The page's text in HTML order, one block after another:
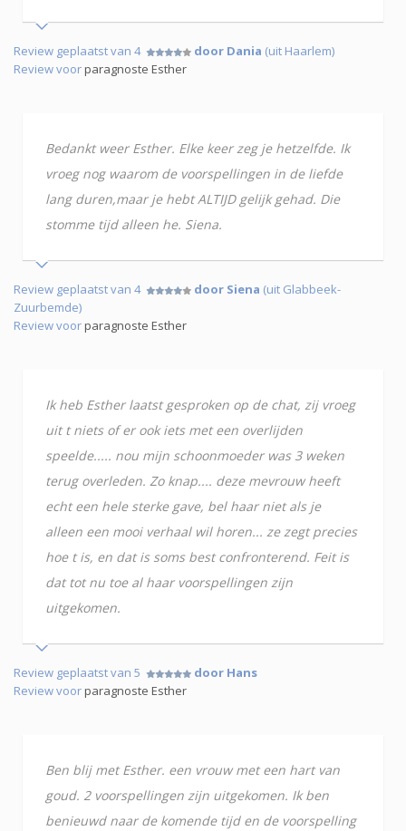
Review geplaatst van 4 door Dania (uit Haarlem)
Review voorparagnoste Esther
Bedankt weer Esther. Elke keer zeg je hetzelfde. Ik
vroeg nog waarom de voorspellingen in de liefde
lang duren,maar je hebt ALTIJD gelijk gehad. Die
stomme tijd alleen he. Siena.
Review geplaatst van 4 door Siena (uit Glabbeek-
Zuurbemde)
Review voorparagnoste Esther
Ik heb Esther laatst gesproken op de chat, zij vroeg
uit t niets of er ook iets met een overlijden
speelde..... nou mijn schoonmoeder was 3 weken
terug overleden. Zo knap.... deze mevrouw heeft
echt een hele sterke gave, bel haar niet als je
alleen een mooi verhaal wil horen... ze zegt precies
hoe t is, en dat is soms best confronterend. Feit is
dat tot nu toe al haar voorspellingen zijn
uitgekomen.
Review geplaatst van 5
door Hans
Review voorparagnoste Esther
Ben blij met Esther. een vrouw met een hart van
goud. 2 voorspellingen zijn uitgekomen. Ik ben
benieuwd naar de komende tijd en de voorspelling